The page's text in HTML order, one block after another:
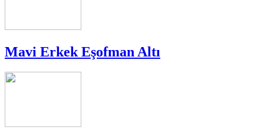
Mavi Erkek Eşofman Altı